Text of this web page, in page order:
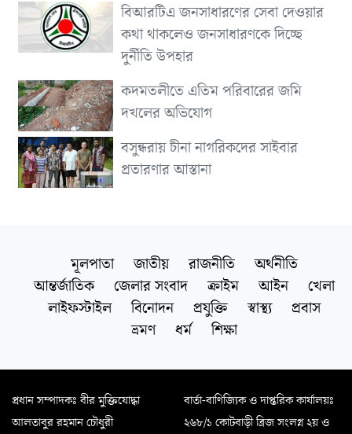
বিআরটিএ জনসাধারণের সেবা দেওয়ার
কথা থাকলেও জনসাধারণকে দিচ্ছে
দুর্নীতি উপহার
কদমতলীতে এতিম পরিবারের জমি
দখলের অভিযোগ
বসুন্ধরায় চীনা নাগরিকদের সাইবার
প্রতারণার আস্তানা
মূলপাতা জাতীয় রাজনীতি
অর্থনীতি
আন্তর্জাতিক
জেলার সংবাদ ক্রাইম আইন
খেলা
লাইফস্টাইল
বিনোদন প্রযুক্তি স্বাস্থ্য
প্রবাস
ভ্রমণ
ধর্ম শিক্ষা
প্রধান সম্পাদকঃ বীর মুক্তিযোদ্ধা
আলতাবুর রহমান চৌধুরী
বার্তা-বাণিজ্যিক ও দাপ্তরিক কার্যালয়ঃ
২৬৮/১ কোটবাড়ী ব্রিজ সংলগ্ন ২য় ও